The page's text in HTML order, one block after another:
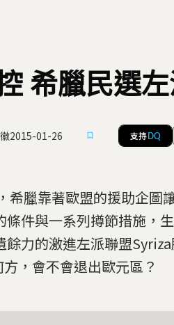
希臘民選
2015-01-26 支持 DQ
希臘靠著歐盟的援助企圖
條件與一系列撙節措施，
餘力的激進左派聯盟
，會不會退出歐元區？